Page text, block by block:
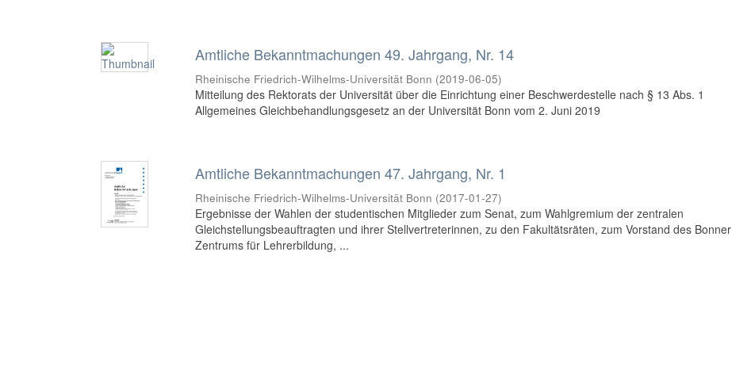
Amtliche Bekanntmachungen 49. Jahrgang, Nr. 14
Rheinische Friedrich-Wilhelms-Universität Bonn (2019-06-05)
Mitteilung des Rektorats der Universität über die Einrichtung einer Beschwerdestelle nach § 13 Abs. 1
Allgemeines Gleichbehandlungsgesetz an der Universität Bonn vom 2. Juni 2019
Amtliche Bekanntmachungen 47. Jahrgang, Nr. 1
Rheinische Friedrich-Wilhelms-Universität Bonn (2017-01-27)
Ergebnisse der Wahlen der studentischen Mitglieder zum Senat, zum Wahlgremium der zentralen
Gleichstellungsbeauftragten und ihrer Stellvertreterinnen, zu den Fakultätsräten, zum Vorstand des Bonner
Zentrums für Lehrerbildung, ...